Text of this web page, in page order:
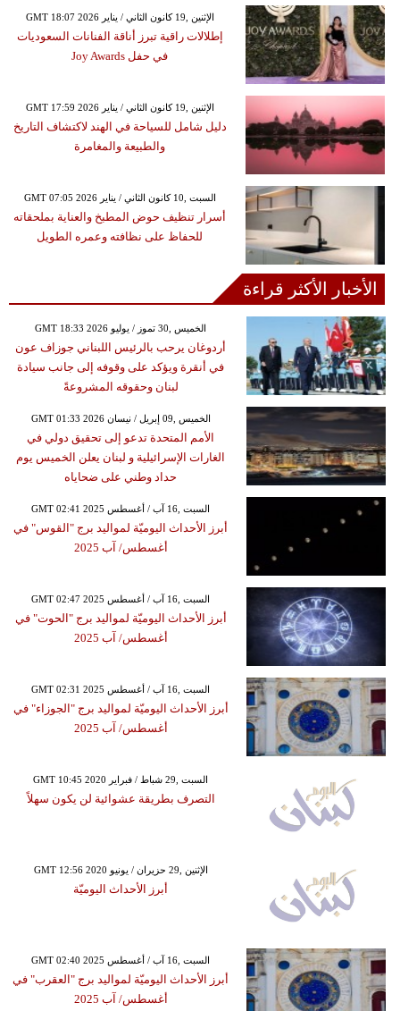
GMT 18:07 2026 الإثنين ,19 كانون الثاني / يناير
إطلالات راقية تبرز أناقة الفنانات السعوديات
في حفل Joy Awards
GMT 17:59 2026 الإثنين ,19 كانون الثاني / يناير
دليل شامل للسياحة في الهند لاكتشاف التاريخ
والطبيعة والمغامرة
GMT 07:05 2026 السبت ,10 كانون الثاني / يناير
أسرار تنظيف حوض المطبخ والعناية بملحقاته
للحفاظ على نظافته وعمره الطويل
الأخبار الأكثر قراءة
GMT 18:33 2026 الخميس ,30 تموز / يوليو
أردوغان يرحب بالرئيس اللبناني جوزاف عون
في أنقرة ويؤكد على وقوفه إلى جانب سيادة
لبنان وحقوقه المشروعةً
GMT 01:33 2026 الخميس ,09 إبريل / نيسان
الأمم المتحدة تدعو إلى تحقيق دولي في
الغارات الإسرائيلية و لبنان يعلن الخميس يوم
حداد وطني على ضحاياه
GMT 02:41 2025 السبت ,16 آب / أغسطس
أبرز الأحداث اليوميّة لمواليد برج "القوس" في
أغسطس/ آب 2025
GMT 02:47 2025 السبت ,16 آب / أغسطس
أبرز الأحداث اليوميّة لمواليد برج "الحوت" في
أغسطس/ آب 2025
GMT 02:31 2025 السبت ,16 آب / أغسطس
أبرز الأحداث اليوميّة لمواليد برج "الجوزاء" في
أغسطس/ آب 2025
GMT 10:45 2020 السبت ,29 شباط / فبراير
التصرف بطريقة عشوائية لن يكون سهلاً
GMT 12:56 2020 الإثنين ,29 حزيران / يونيو
أبرز الأحداث اليوميّة
GMT 02:40 2025 السبت ,16 آب / أغسطس
أبرز الأحداث اليوميّة لمواليد برج "العقرب" في
أغسطس/ آب 2025